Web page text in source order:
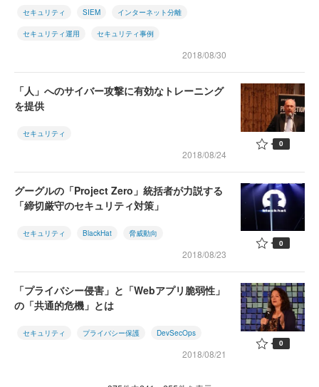
セキュリティ SIEM インターネット分離
セキュリティ運用 セキュリティ事例
2018/08/30
「人」へのサイバー攻撃に有効なトレーニング
を提供
セキュリティ
2018/08/24
0
グーグルの「Project Zero」統括者が力説する
「締切厳守のセキュリティ対策」
セキュリティ BlackHat 脅威動向
2018/08/23
0
「プライバシー侵害」と「Webアプリ脆弱性」
の「共通的危機」とは
セキュリティ プライバシー保護 DevSecOps
2018/08/21
0